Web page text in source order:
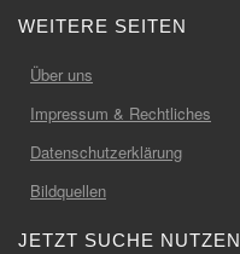
WEITERE SEITEN
Über uns
Impressum & Rechtliches
Datenschutzerklärung
Bildquellen
JETZT SUCHE NUTZEN